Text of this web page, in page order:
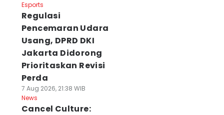
Esports
Regulasi
Pencemaran Udara
Usang, DPRD DKI
Jakarta Didorong
Prioritaskan Revisi
Perda
7 Aug 2026, 21:38 WIB
News
Cancel Culture: